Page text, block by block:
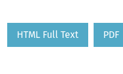
HTML Full Text PDF